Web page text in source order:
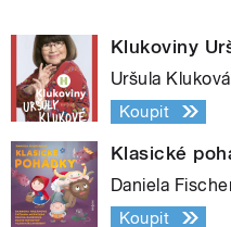
Klukoviny
Uršula
Koupit
Klasické
Daniela
Koupit